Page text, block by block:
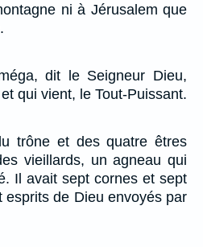
ni à Jérusalem que
dit le Seigneur Dieu,
qui vient, le Tout-Puissant.
trône et des quatre êtres
vieillards, un agneau qui
Il avait sept cornes et sept
esprits de Dieu envoyés par